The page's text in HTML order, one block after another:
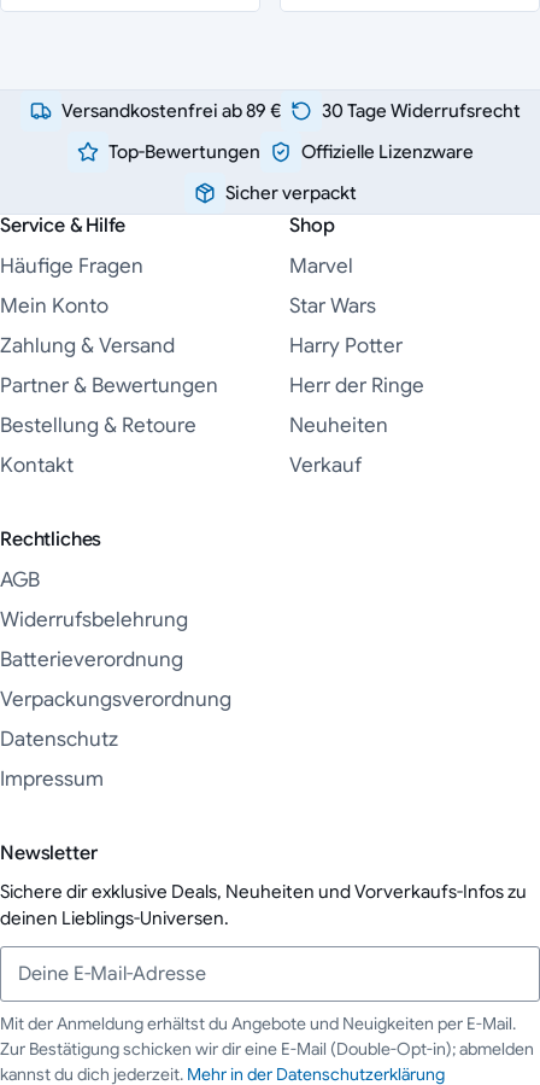
Versandkostenfrei ab 89 €
30 Tage Widerrufsrecht
Top-Bewertungen
Offizielle Lizenzware
Sicher verpackt
Service & Hilfe
Häufige Fragen
Mein Konto
Zahlung & Versand
Partner & Bewertungen
Bestellung & Retoure
Kontakt
Shop
Marvel
Star Wars
Harry Potter
Herr der Ringe
Neuheiten
Verkauf
Rechtliches
AGB
Widerrufsbelehrung
Batterieverordnung
Verpackungsverordnung
Datenschutz
Impressum
Newsletter
Sichere dir exklusive Deals, Neuheiten und Vorverkaufs-Infos zu
deinen Lieblings-Universen.
Deine E-Mail-Adresse
Mit der Anmeldung erhältst du Angebote und Neuigkeiten per E-Mail.
Zur Bestätigung schicken wir dir eine E-Mail (Double-Opt-in); abmelden
kannst du dich jederzeit. Mehr in der Datenschutzerklärung